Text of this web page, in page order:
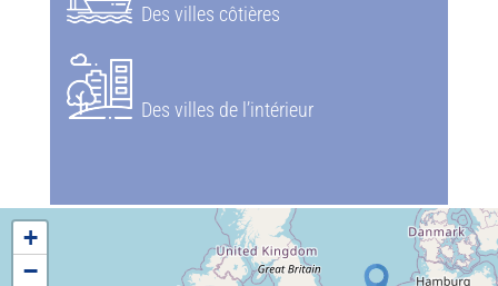
Des villes côtières
Des villes de l’intérieur
+
−